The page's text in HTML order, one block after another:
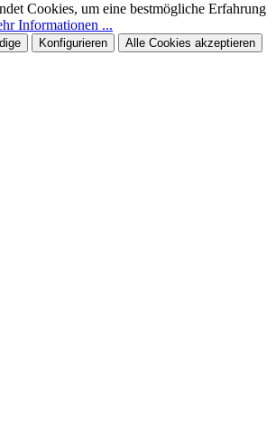
Cookies, um eine bestmögliche Erfahrung
Informationen ...
Konfigurieren Alle Cookies akzeptieren